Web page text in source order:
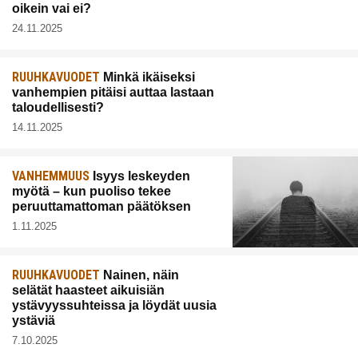
oikein vai ei?
24.11.2025
RUUHKAVUODET Minkä ikäiseksi
vanhempien pitäisi auttaa lastaan
taloudellisesti?
14.11.2025
VANHEMMUUS Isyys leskeyden
myötä – kun puoliso tekee
peruuttamattoman päätöksen
1.11.2025
RUUHKAVUODET Nainen, näin
selätät haasteet aikuisiän
ystävyyssuhteissa ja löydät uusia
ystäviä
7.10.2025